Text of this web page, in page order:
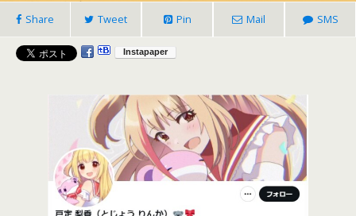
Share Tweet Pin Mail SMS